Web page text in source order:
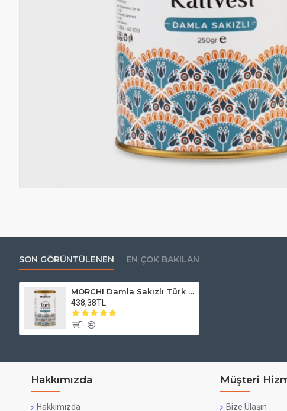
SON GÖRÜNTÜLENEN EN ÇOK BAKILAN
MORCHI Damla Sakızlı Türk Kahvesi 250 gr Teneke Kutu
438,38TL
Hakkımızda
Hakkımızda
Müşteri
Bize Ulaşın